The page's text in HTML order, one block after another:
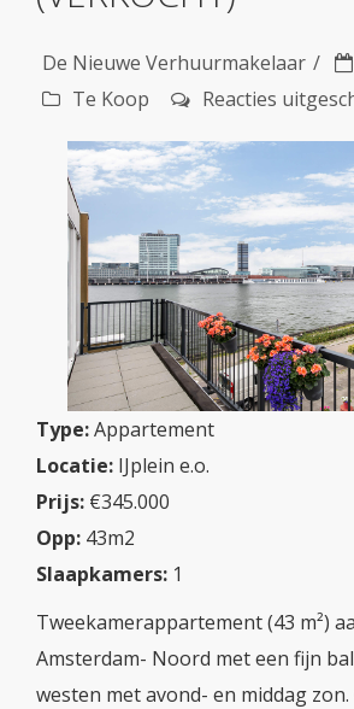
De Nieuwe Verhuurmakelaar
Te Koop
Reacties
Type:Appartement
Locatie: IJplein e.o.
Prijs: €345.000
Opp: 43m2
Slaapkamers: 1
Tweekamerappartement (43 m²)
Amsterdam- Noord met een fijn
westen met avond- en middag